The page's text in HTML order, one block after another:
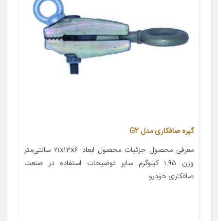
گیره صافکاری مدل G2
معرفی محصول جزئیات محصول ابعاد ۲۱x۱۳x۶ سانتی‌متر
وزن ۱.۹۵ کیلوگرم سایر توضیحات استفاده در صنعت
صافکاری خودرو